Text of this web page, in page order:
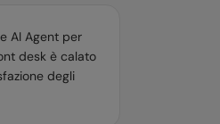
AI Agent per
desk è calato
degli